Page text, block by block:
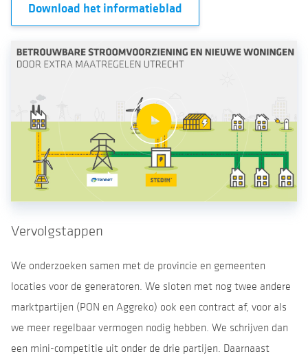
Download het informatieblad
Vervolgstappen
We onderzoeken samen met de provincie en gemeenten
locaties voor de generatoren. We sloten met nog twee andere
marktpartijen (PON en Aggreko) ook een contract af, voor als
we meer regelbaar vermogen nodig hebben. We schrijven dan
een mini-competitie uit onder de drie partijen. Daarnaast